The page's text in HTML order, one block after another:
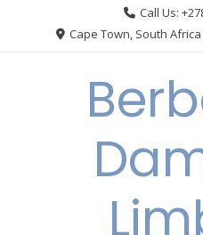
Call Us:
Cape Town, South Africa